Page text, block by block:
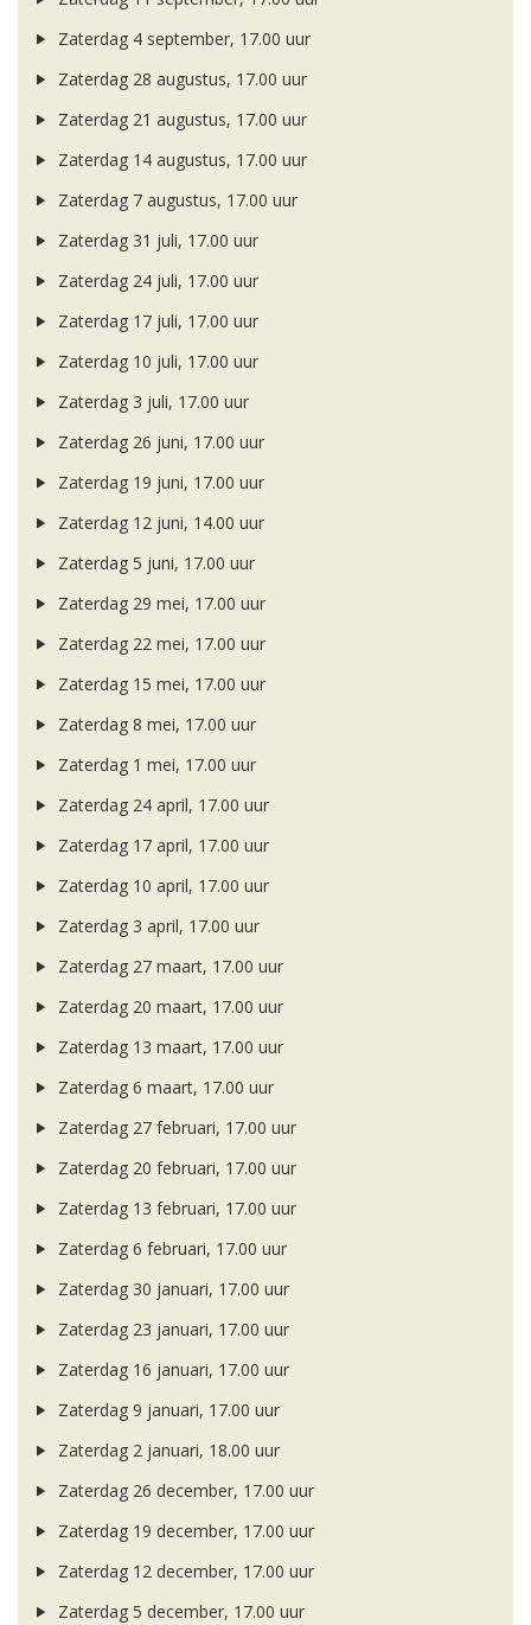
Zaterdag 4 september, 17.00 uur
Zaterdag 28 augustus, 17.00 uur
Zaterdag 21 augustus, 17.00 uur
Zaterdag 14 augustus, 17.00 uur
Zaterdag 7 augustus, 17.00 uur
Zaterdag 31 juli, 17.00 uur
Zaterdag 24 juli, 17.00 uur
Zaterdag 17 juli, 17.00 uur
Zaterdag 10 juli, 17.00 uur
Zaterdag 3 juli, 17.00 uur
Zaterdag 26 juni, 17.00 uur
Zaterdag 19 juni, 17.00 uur
Zaterdag 12 juni, 14.00 uur
Zaterdag 5 juni, 17.00 uur
Zaterdag 29 mei, 17.00 uur
Zaterdag 22 mei, 17.00 uur
Zaterdag 15 mei, 17.00 uur
Zaterdag 8 mei, 17.00 uur
Zaterdag 1 mei, 17.00 uur
Zaterdag 24 april, 17.00 uur
Zaterdag 17 april, 17.00 uur
Zaterdag 10 april, 17.00 uur
Zaterdag 3 april, 17.00 uur
Zaterdag 27 maart, 17.00 uur
Zaterdag 20 maart, 17.00 uur
Zaterdag 13 maart, 17.00 uur
Zaterdag 6 maart, 17.00 uur
Zaterdag 27 februari, 17.00 uur
Zaterdag 20 februari, 17.00 uur
Zaterdag 13 februari, 17.00 uur
Zaterdag 6 februari, 17.00 uur
Zaterdag 30 januari, 17.00 uur
Zaterdag 23 januari, 17.00 uur
Zaterdag 16 januari, 17.00 uur
Zaterdag 9 januari, 17.00 uur
Zaterdag 2 januari, 18.00 uur
Zaterdag 26 december, 17.00 uur
Zaterdag 19 december, 17.00 uur
Zaterdag 12 december, 17.00 uur
Zaterdag 5 december, 17.00 uur